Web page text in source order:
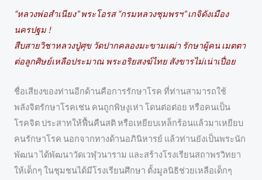
“หลวงพ่อสำเนียง” พระโอรส “กรมหลวงชุมพรฯ” เกจิดังเมือง
นครปฐม !
สืบสายวิชาหลวงปู่ศุข วัดปากคลองมะขามเฒ่า รักษาผู้คน เมตตา
ต่อลูกศิษย์เหลือประมาณ พระอริยสงฆ์ไทย สังขารไม่เน่าเปื่อย
ชื่อเสียงของท่านอีกด้านคือการรักษาโรค ที่ท่านสามารถใช้
พลังจิตรักษาโรคเช่น คนถูกพิษงูเห่า โดนต่อต่อย หรือคนเป็น
โรคจิต ประสาทให้ฟื้นคืนสติ หรือเหยียบเหล็กร้อนแล้วมาเหยียบ
คนรักษาโรค นอกจากทางด้านอภินิหารย์ แล้วท่านยังเป็นพระนัก
พัฒนา ได้พัฒนาวัดเวฬุวนาราม และสร้างโรงเรียนสถาพรวิทยา
ให้เด็กๆ ในชุมชนได้มีโรงเรียนศึกษา ตั้งมูลนิธิช่วยเหลือเด็กๆ